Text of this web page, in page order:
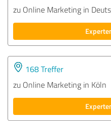
zu Online Marketing in
168 Treffer
zu Online Marketing in Köln